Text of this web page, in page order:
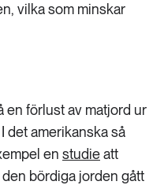
vilka som minskar
en förlust av matjord ur
det amerikanska så
en studieatt
bördiga jorden gått